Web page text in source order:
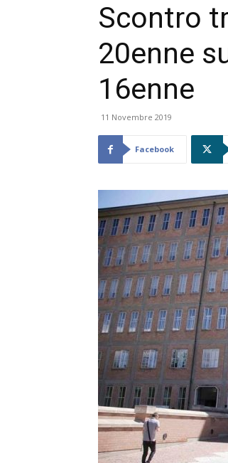
Scontro
20enne
16enne
11 Novembre 2019
Facebook